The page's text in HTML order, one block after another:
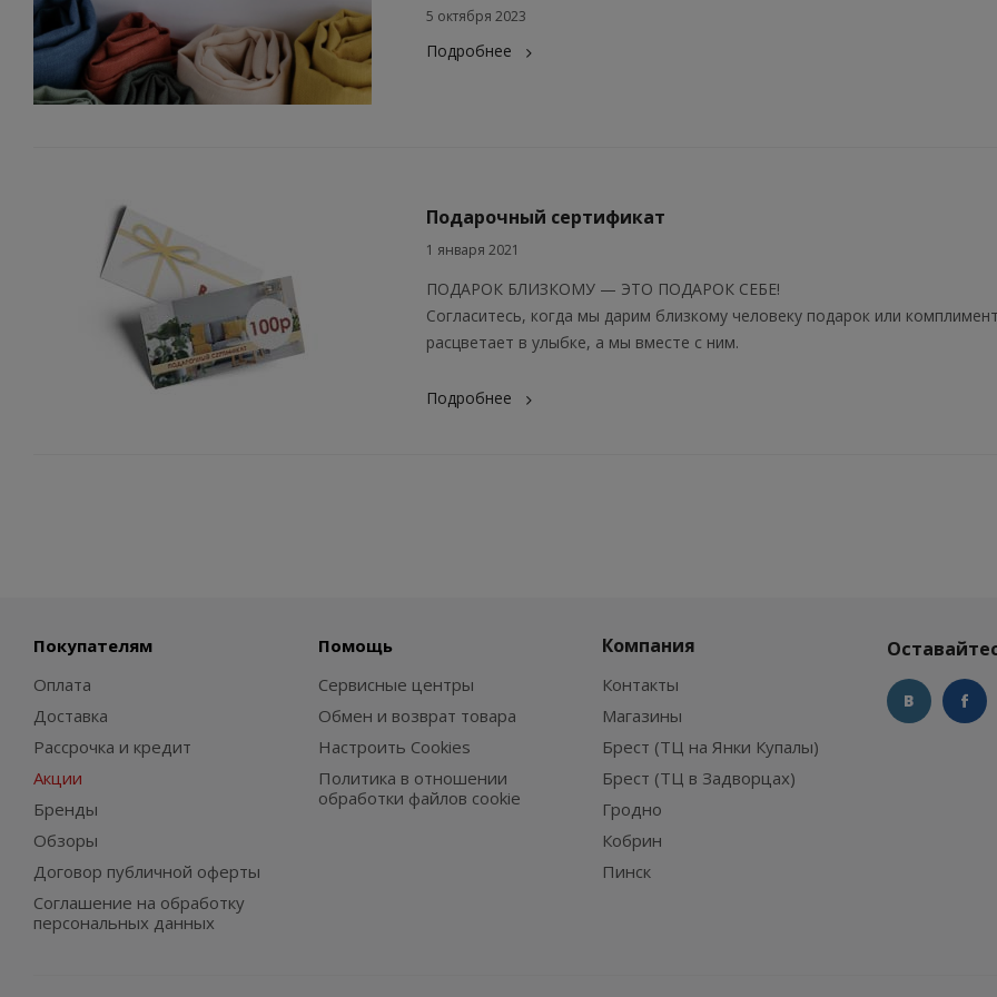
5 октября 2023
Подробнее
Подарочный сертификат
1 января 2021
ПОДАРОК БЛИЗКОМУ — ЭТО ПОДАРОК СЕБЕ!
Согласитесь, когда мы дарим близкому человеку подарок или
расцветает в улыбке, а мы вместе с ним.
Подробнее
Покупателям
Оплата
Доставка
Рассрочка и кредит
Акции
Бренды
Обзоры
Договор публичной оферты
Соглашение на обработку
персональных данных
Помощь
Сервисные центры
Обмен и возврат товара
Настроить Cookies
Политика в отношении
обработки файлов cookie
Компания
Контакты
Магазины
Брест (ТЦ на Янки Купалы)
Брест (ТЦ в Задворцах)
Гродно
Кобрин
Пинск